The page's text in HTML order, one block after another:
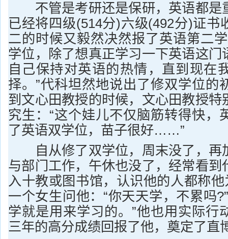
不管是考研还是保研，英语都是
已经将四级(514分)六级(492分)证书
二的时候又毅然决然报了英语第二
学位，除了想真正学习一下英语这门
自己保持对英语的热情，直到现在
择。”代科坦然地说出了修双学位的
到文心田教授的时候，文心田教授特
究生：“这个娃儿不仅脑筋转得快，
了英语双学位，苗子很好……”
自从修了双学位，周末没了，再
与部门工作，午休也没了，经常看到
入十教或图书馆，认识他的人都称他
一个女生问他：“你天天学，不累吗
学就是用来学习的。”他也用实际行
三年的高分成绩回报了他，奠定了直